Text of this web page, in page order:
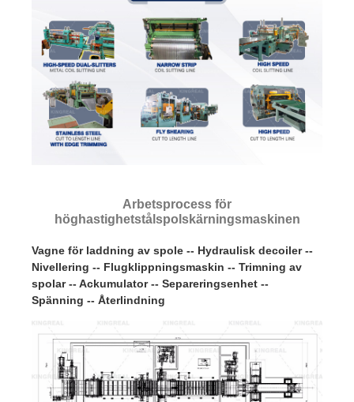
Arbetsprocess för
höghastighetstålspolskärningsmaskinen
Vagne för laddning av spole -- Hydraulisk decoiler --
Nivellering -- Flugklippningsmaskin -- Trimning av
spolar -- Ackumulator -- Separeringsenhet --
Spänning -- Återlindning